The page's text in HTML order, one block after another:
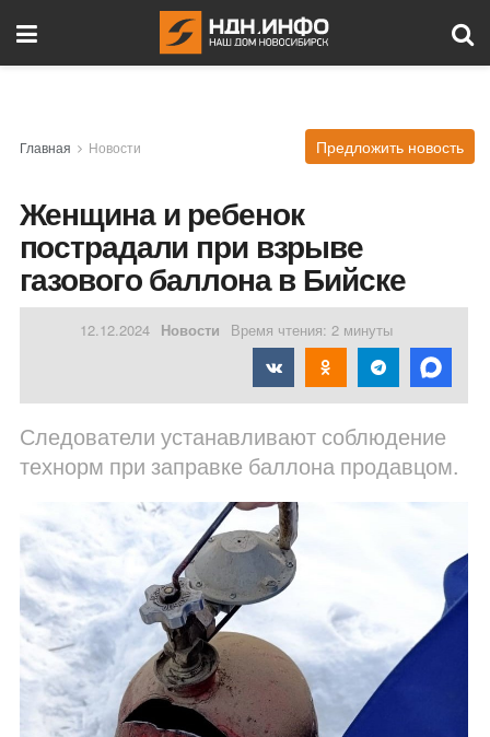
Главная Новости Предложить новость
Женщина и ребенок
пострадали при взрыве
газового баллона в Бийске
12.12.2024 Новости Время чтения: 2 минуты
Следователи устанавливают соблюдение
технорм при заправке баллона продавцом.